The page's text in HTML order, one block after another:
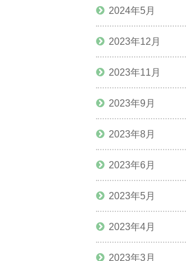
2024年5月
2023年12月
2023年11月
2023年9月
2023年8月
2023年6月
2023年5月
2023年4月
2023年3月